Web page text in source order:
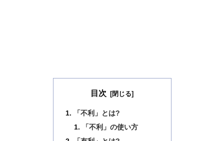
目次
「不利」とは?
「不利」の使い方